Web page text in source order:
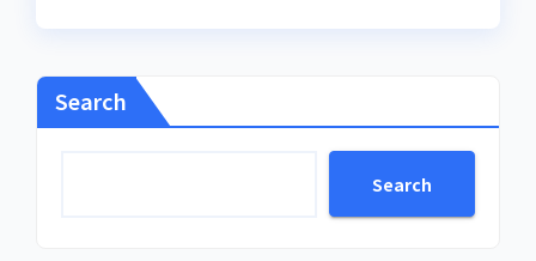
Search
Search